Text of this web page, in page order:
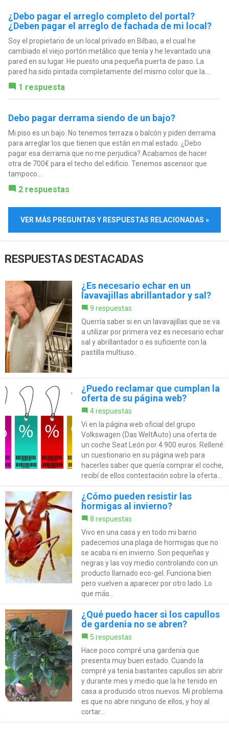
¿Debo pagar el arreglo completo del portal?
¿Deben pagar el arreglo de fachada de mi local?
Soy el propietario de un local privado en Bilbao, a el cual he
cambiado el viejo portón metálico que tenía y he levantado una
pared en su lugar. He puesto una pequeña puerta de paso. La
pared ha sido pintada completamente del mismo color que la...
1 respuesta
Debo pagar derrama siendo de un bajo?
Mi piso es un bajo. No tenemos terraza o balcón y piden derrama
para arreglar los que tienen que están en mal estado. ¿Debo
pagar esa derrama que no me perjudica? Acabamos de hacer
otra de 700€ para el techo del edificio. Tenemos ascensor que
tampoco...
2 respuestas
VER MÁS PREGUNTAS Y RESPUESTAS RELACIONADAS »
RESPUESTAS DESTACADAS
¿Es necesario echar en un
lavavajillas abrillantador y sal?
9 respuestas
Querría saber si en un lavavajillas que se va
a utilizar por primera vez es necesario echar
sal y abrillantador o es suficiente con la
pastilla multiuso..
¿Puedo reclamar que cumplan la
oferta de su página web?
4 respuestas
Vi en la página web oficial del grupo
Volkswagen (Das WeltAuto) una oferta de
un coche Seat León por 4.900 euros. Rellené
un cuestionario en su página web para
hacerles saber que quería comprar el coche,
recibí de ellos contestación sobre la oferta...
¿Cómo pueden resistir las
hormigas al invierno?
8 respuestas
Vivo en una casa y en todo mi barrio
padecemos una plaga de hormigas que no
se acaba ni en invierno. Son pequeñas y
negras y las voy medio controlando con un
producto llamado eco-gel. Funciona bien
pero vuelven a aparecer por otro lado. Lo
que más...
¿Qué puedo hacer si los capullos
de gardenia no se abren?
5 respuestas
Hace poco compré una gardenia que
presenta muy buen estado. Cuando la
compré ya tenia bastantes capullos sin abrir
y durante mes y medio que la he tenido en
casa a producido otros nuevos. Mi problema
es que no abre ninguno de ellos, y hoy al
cortar...